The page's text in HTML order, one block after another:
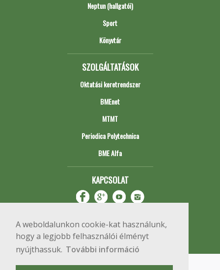
A weboldalunkon cookie-kat használunk,
hogy a legjobb felhasználói élményt
nyújthassuk. További információ
Neptun (hallgatói)
Sport
Könyvtár
SZOLGÁLTATÁSOK
Oktatási keretrendszer
BMEnet
MTMT
Periodica Polytechnica
BME Alfa
KAPCSOLAT